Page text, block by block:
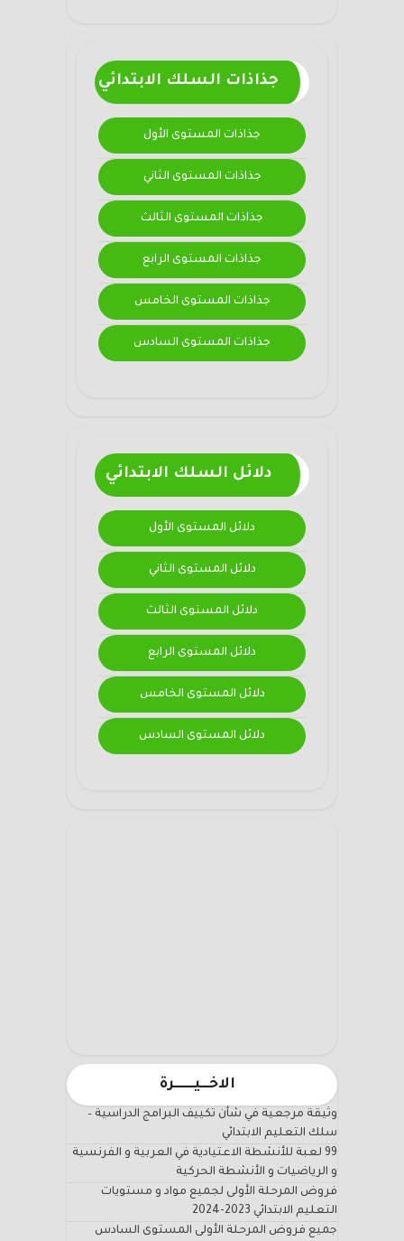
جذاذات السلك الابتدائي
جذاذات المستوى الأول
جذاذات المستوى الثاني
جذاذات المستوى الثالث
جذاذات المستوى الرابع
جذاذات المستوى الخامس
جذاذات المستوى السادس
دلائل السلك الابتدائي
دلائل المستوى الأول
دلائل المستوى الثاني
دلائل المستوى الثالث
دلائل المستوى الرابع
دلائل المستوى الخامس
دلائل المستوى السادس
الاخـــيـــــــرة
وثيقة مرجعية في شأن تكييف البرامج الدراسية –
سلك التعليم الابتدائي
99 لعبة للأنشطة الاعتيادية في العربية و الفرنسية
و الرياضيات و الأنشطة الحركية
فروض المرحلة الأولى لجميع مواد و مستويات
التعليم الابتدائي 2023-2024
جميع فروض المرحلة الأولى المستوى السادس